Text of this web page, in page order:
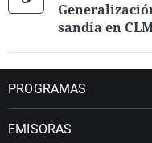
sandía en
PROGRAMAS
EMISORAS